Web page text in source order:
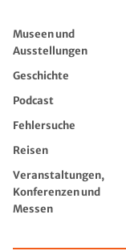
Museen und
Ausstellungen
Geschichte
Podcast
Fehlersuche
Reisen
Veranstaltungen,
Konferenzen und
Messen